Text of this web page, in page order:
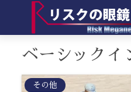
ベーシックイ
その他